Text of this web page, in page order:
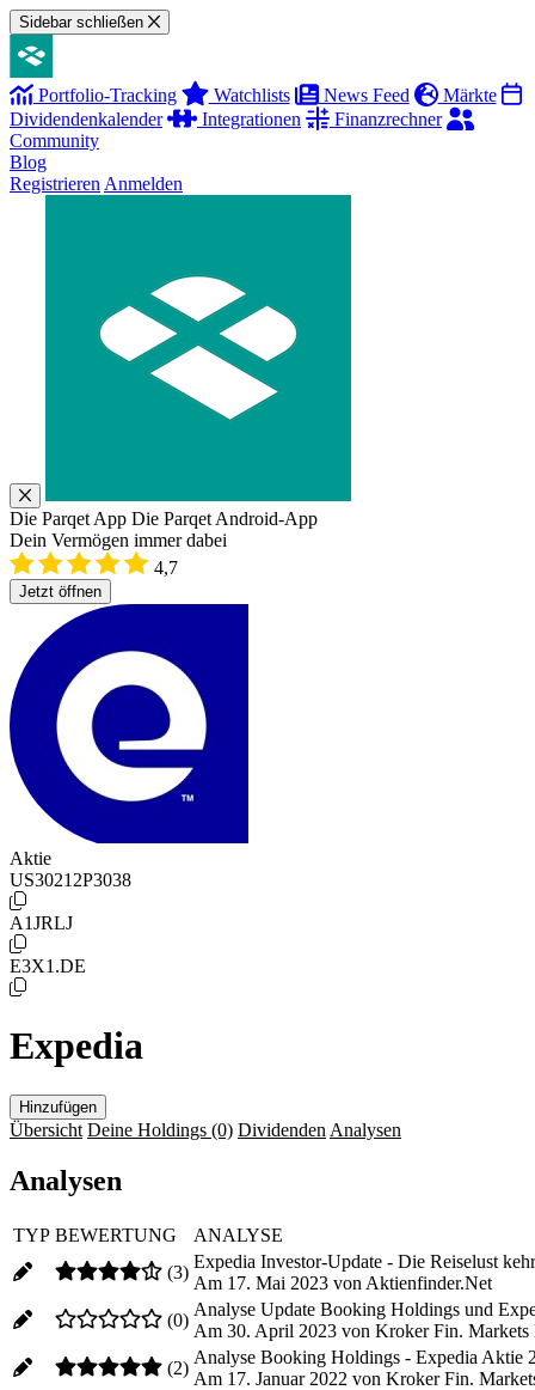
Sidebar schließen
Portfolio-Tracking Watchlists News Feed
Märkte
Dividendenkalender
Integrationen
Finanzrechner
Community
Blog
Registrieren Anmelden
Die Parqet App Die Parqet Android-App
Dein Vermögen immer dabei
4,7
Jetzt öffnen
Aktie
US30212P3038
A1JRLJ
E3X1.DE
Expedia
Hinzufügen
Übersicht Deine Holdings (0) Dividenden Analysen
Analysen
TYP BEWERTUNG
ANALYSE
(3)
Expedia Investor-Update - Die Reiselust
Am 17. Mai 2023 von Aktienfinder.Net
(0)
Analyse Update Booking Holdings und
Am 30. April 2023 von Kroker Fin. Markets
(2)
Analyse Booking Holdings - Expedia Aktie
Am 17. Januar 2022 von Kroker Fin.